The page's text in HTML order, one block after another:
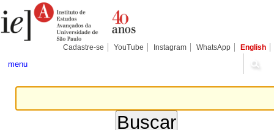
para
conteúdo.
Pessoais
Cadastre-se YouTube Instagram WhatsApp English
menu